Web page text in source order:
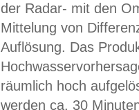
der Radar- mit den
Mittelung von
Auflösung. Das
räumlich hoch
werden ca. 30